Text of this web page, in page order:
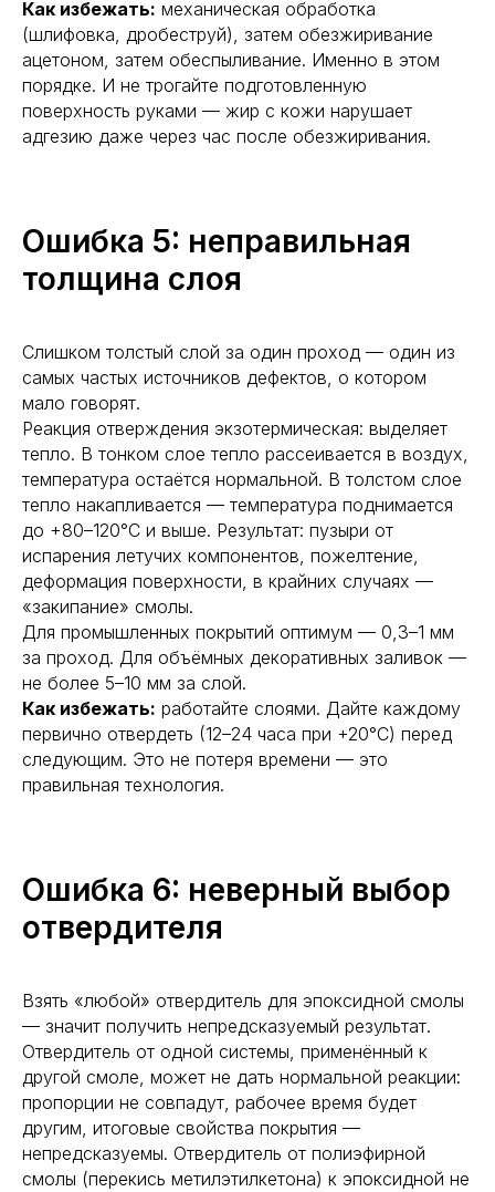
Как избежать: механическая обработка
(шлифовка, дробеструй), затем обезжиривание
ацетоном, затем обеспыливание. Именно в этом
порядке. И не трогайте подготовленную
поверхность руками — жир с кожи нарушает
адгезию даже через час после обезжиривания.
Ошибка 5: неправильная
толщина слоя
Слишком толстый слой за один проход — один из
самых частых источников дефектов, о котором
мало говорят.
Реакция отверждения экзотермическая: выделяет
тепло. В тонком слое тепло рассеивается в воздух,
температура остаётся нормальной. В толстом слое
тепло накапливается — температура поднимается
до +80–120°С и выше. Результат: пузыри от
испарения летучих компонентов, пожелтение,
деформация поверхности, в крайних случаях —
«закипание» смолы.
Для промышленных покрытий оптимум — 0,3–1 мм
за проход. Для объёмных декоративных заливок —
не более 5–10 мм за слой.
Как избежать: работайте слоями. Дайте каждому
первично отвердеть (12–24 часа при +20°С) перед
следующим. Это не потеря времени — это
правильная технология.
Ошибка 6: неверный выбор
отвердителя
Взять «любой» отвердитель для эпоксидной смолы
— значит получить непредсказуемый результат.
Отвердитель от одной системы, применённый к
другой смоле, может не дать нормальной реакции:
пропорции не совпадут, рабочее время будет
другим, итоговые свойства покрытия —
непредсказуемы. Отвердитель от полиэфирной
смолы (перекись метилэтилкетона) к эпоксидной не